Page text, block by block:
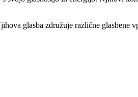
glasba združuje različne